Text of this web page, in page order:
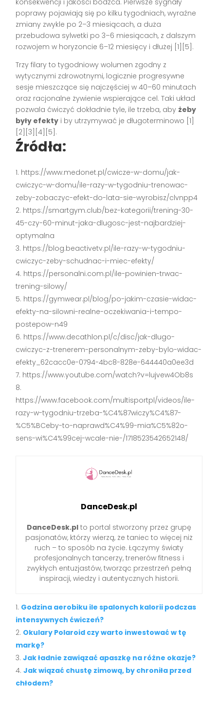
poprawy pojawiają się po kilku tygodniach, wyraźne
zmiany zwykle po 2–3 miesiącach, a duża
przebudowa sylwetki po 3–6 miesiącach, z dalszym
rozwojem w horyzoncie 6–12 miesięcy i dłużej [1][5].
Trzy filary to tygodniowy wolumen zgodny z
wytycznymi zdrowotnymi, logicznie progresywne
sesje mieszczące się najczęściej w 40–60 minutach
oraz racjonalne żywienie wspierające cel. Taki układ
pozwala ćwiczyć dokładnie tyle, ile trzeba, aby żeby
były efekty i by utrzymywać je długoterminowo [1]
[2][3][4][5].
Źródła:
https://www.medonet.pl/cwicze-w-domu/jak-
cwiczyc-w-domu/ile-razy-w-tygodniu-trenowac-
zeby-zobaczyc-efekt-do-lata-sie-wyrobisz/clvnpp4
https://smartgym.club/bez-kategorii/trening-30-
45-czy-60-minut-jaka-dlugosc-jest-najbardziej-
optymalna
https://blog.beactivetv.pl/ile-razy-w-tygodniu-
cwiczyc-zeby-schudnac-i-miec-efekty/
https://personalni.com.pl/ile-powinien-trwac-
trening-silowy/
https://gymwear.pl/blog/po-jakim-czasie-widac-
efekty-na-silowni-realne-oczekiwania-i-tempo-
postepow-n49
https://www.decathlon.pl/c/disc/jak-dlugo-
cwiczyc-z-trenerem-personalnym-zeby-bylo-widac-
efekty_62cacc0e-0794-4bc8-828e-644440a0ee3d
https://www.youtube.com/watch?v=lujvew4Ob8s
https://www.facebook.com/multisportpl/videos/ile-
razy-w-tygodniu-trzeba-%C4%87wiczy%C4%87-
%C5%BCeby-to-naprawd%C4%99-mia%C5%82o-
sens-wi%C4%99cej-wcale-nie-/1718523542652148/
DanceDesk.pl
DanceDesk.pl to portal stworzony przez grupę
pasjonatów, którzy wierzą, że taniec to więcej niż
ruch – to sposób na życie. Łączymy światy
profesjonalnych tancerzy, trenerów fitness i
zwykłych entuzjastów, tworząc przestrzeń pełną
inspiracji, wiedzy i autentycznych historii.
Godzina aerobiku ile spalonych kalorii podczas
intensywnych ćwiczeń?
Okulary Polaroid czy warto inwestować w tę
markę?
Jak ładnie zawiązać apaszkę na różne okazje?
Jak wiązać chustę zimową, by chroniła przed
chłodem?